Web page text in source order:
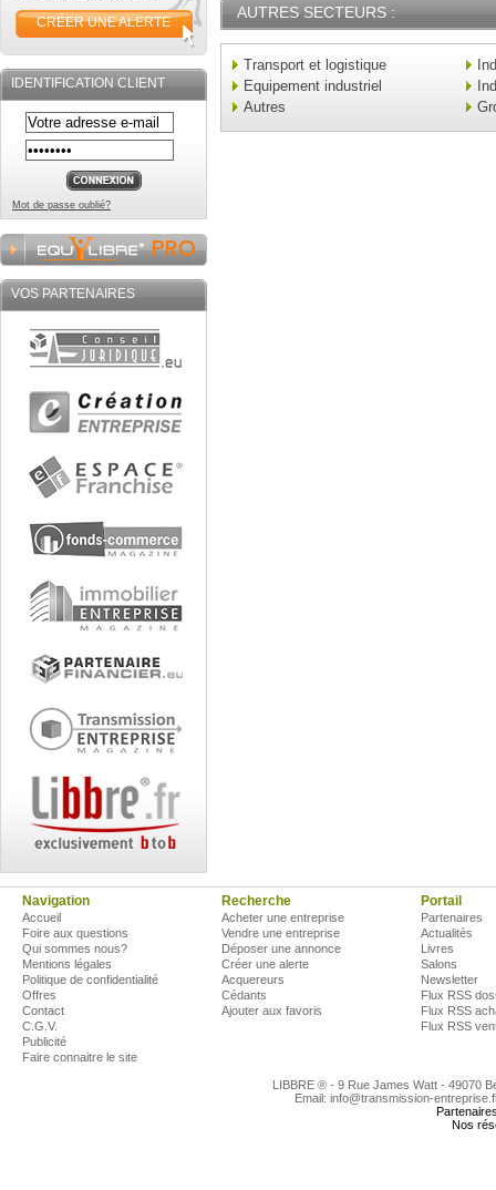
CRÉER UNE ALERTE
IDENTIFICATION CLIENT
Mot de passe oublié?
VOS PARTENAIRES
AUTRES SECTEURS :
Transport et logistique
Equipement industriel
Autres
Navigation
Accueil
Foire aux questions
Qui sommes nous?
Mentions légales
Politique de confidentialité
Offres
Contact
C.G.V.
Publicité
Faire connaitre le site
Recherche
Acheter une entreprise
Vendre une entreprise
Déposer une annonce
Créer une alerte
Acquereurs
Cédants
Ajouter aux favoris
Portail
Partenaires
Actualités
Livres
Salons
Newsletter
Flux RSS
Flux RSS
Flux RSS
LIBBRE ® - 9 Rue James Watt - 49070
Email: info@transmission-
Nos